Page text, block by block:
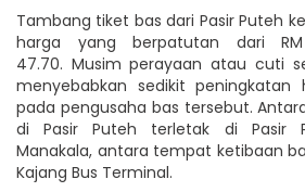
Tambang tiket bas dari Pasir Puteh
harga yang berpatutan dari
47.70. Musim perayaan atau cuti
menyebabkan sedikit peningkatan
pada pengusaha bas tersebut.
di Pasir Puteh terletak di Pasir
Manakala, antara tempat ketibaan
Kajang Bus Terminal.